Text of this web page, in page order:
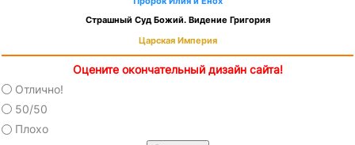
Страшный Суд Божий. Видение Григория
Царская Империя
Оцените окончательный дизайн сайта!
Отлично!
50/50
Плохо